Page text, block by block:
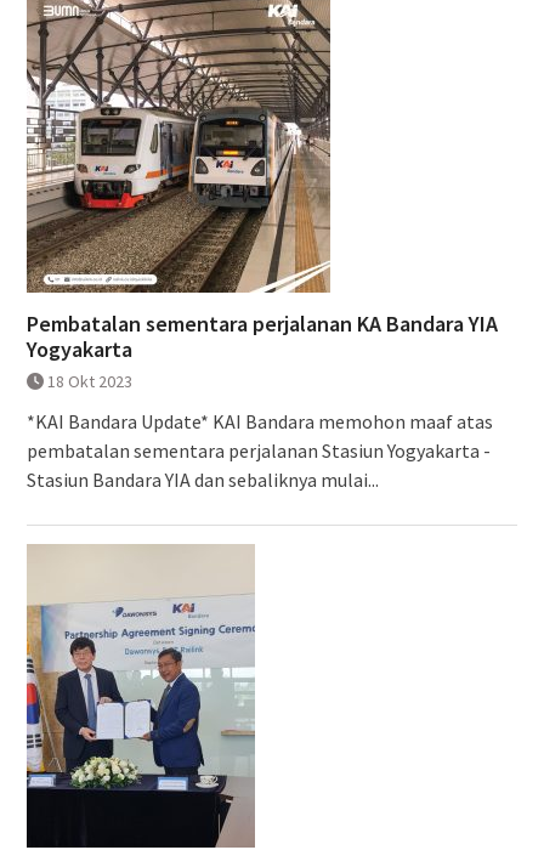
Pembatalan sementara perjalanan KA Bandara YIA
Yogyakarta
18 Okt 2023
*KAI Bandara Update* KAI Bandara memohon maaf atas
pembatalan sementara perjalanan Stasiun Yogyakarta -
Stasiun Bandara YIA dan sebaliknya mulai...